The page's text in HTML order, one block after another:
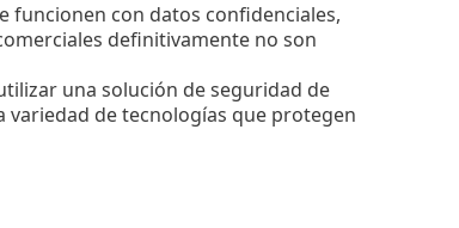
funcionen con datos confidenciales,
definitivamente no son
una solución de seguridad de
de tecnologías que protegen